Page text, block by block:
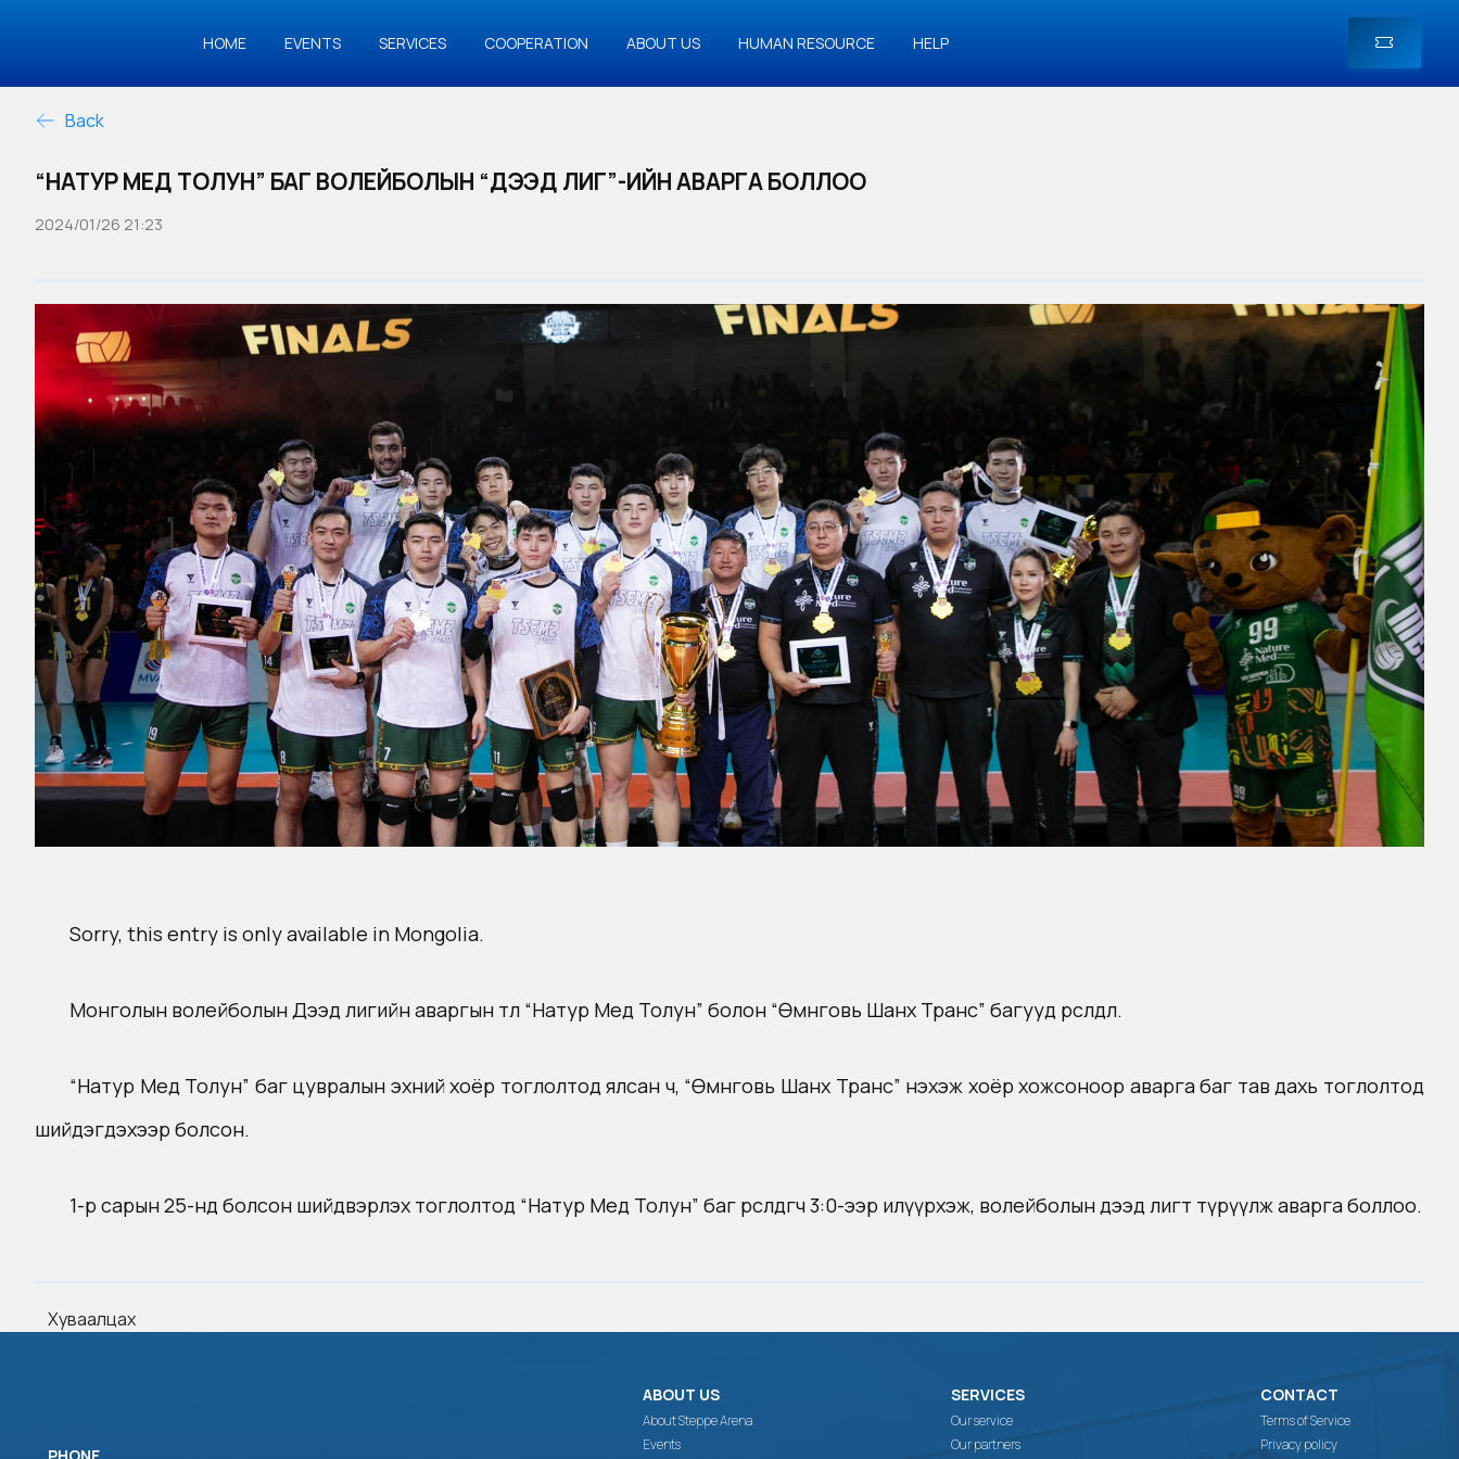
HOME EVENTS SERVICES COOPERATION ABOUT US HUMAN RESOURCE HELP
Back
“НАТУР МЕД ТОЛУН” БАГ ВОЛЕЙБОЛЫН “ДЭЭД ЛИГ”-ИЙН АВАРГА БОЛЛОО
2024/01/26 21:23
Sorry, this entry is only available in Mongolia.
Монголын волейболын Дээд лигийн аваргын төлөө “Натур Мед Толун” болон “Өмнөговь Шанх Транс” багууд өрсөлдлөө.
“Натур Мед Толун” баг цувралын эхний хоёр тоглолтод ялсан ч, “Өмнөговь Шанх Транс” нэхэж хоёр хожсоноор аварга баг тав дахь тоглолтод
шийдэгдэхээр болсон.
1-р сарын 25-нд болсон шийдвэрлэх тоглолтод “Натур Мед Толун” баг өрсөлдөгчөө 3:0-ээр илүүрхэж, волейболын дээд лигт түрүүлж аварга боллоо.
Хуваалцах
ABOUT US
About Steppe Arena
Events
SERVICES
Our service
Our partners
CONTACT
Terms of Service
Privacy policy